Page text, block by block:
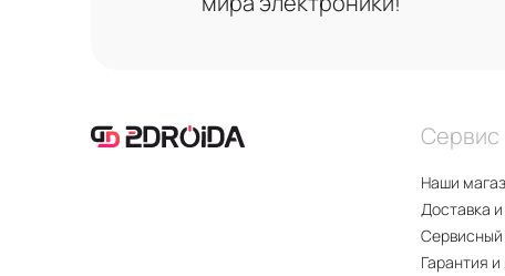
Сервис
Наши
Доставка
Сервисный
Гарантия и